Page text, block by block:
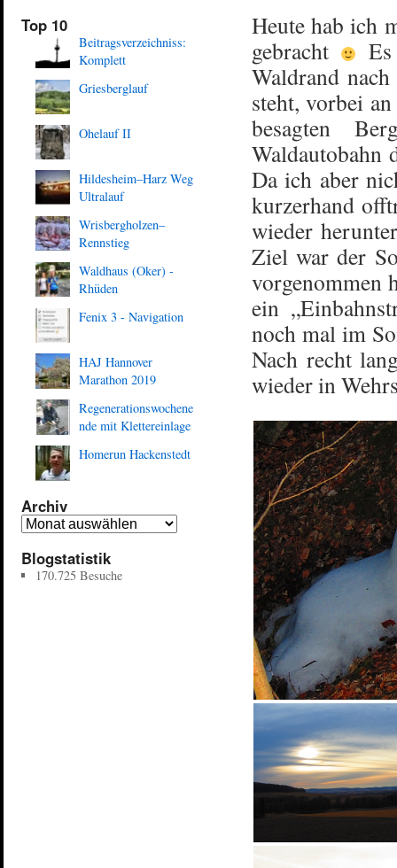
Heute hab ich
gebracht
Waldrand
steht, vorbei
besagten
Waldautobahn
Da ich aber
kurzerhand
wieder
Ziel war der
vorgenommen
ein
noch mal im
Nach recht
wieder in
Top 10
Beitragsverzeichniss:
Komplett
Griesberglauf
Ohelauf II
Hildesheim–Harz Weg
Ultralauf
Wrisbergholzen–
Rennstieg
Waldhaus (Oker) -
Rhüden
Fenix 3 - Navigation
HAJ Hannover
Marathon 2019
Regenerationswochene
nde mit Klettereinlage
Homerun Hackenstedt
Archiv
Blogstatistik
170.725 Besuche